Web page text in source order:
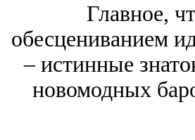
Главное,
обесцениванием
‒ истинные
новомодных